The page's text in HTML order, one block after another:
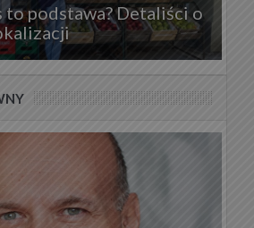
to podstawa? Detaliści o